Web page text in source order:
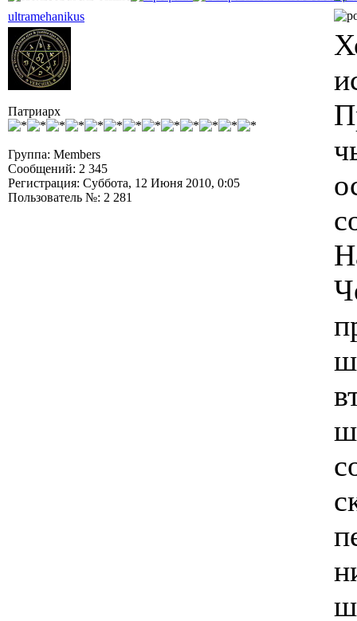
ultramehanikus
Патриарх
Группа: Members
Сообщений: 2 345
Регистрация: Суббота, 12 Июня 2010, 0:05
Пользователь №: 2 281